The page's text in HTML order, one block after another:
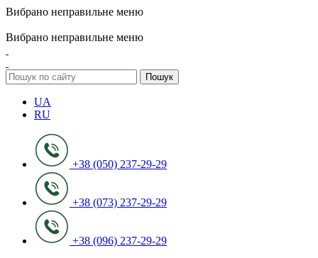
Вибрано неправильне меню
Вибрано неправильне меню
Пошук
UA
RU
+38 (050) 237-29-29
+38 (073) 237-29-29
+38 (096) 237-29-29